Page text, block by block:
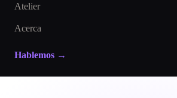
Atelier
Acerca
Hablemos →